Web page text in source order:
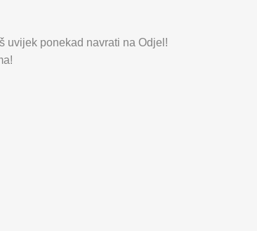
uvijek ponekad navrati na Odjel!